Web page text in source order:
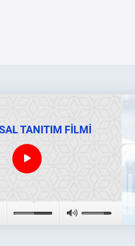
TANITIM FİLMİ